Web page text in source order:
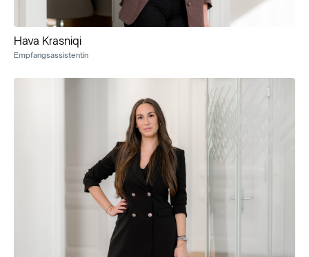
Hava Krasniqi
Empfangsassistentin